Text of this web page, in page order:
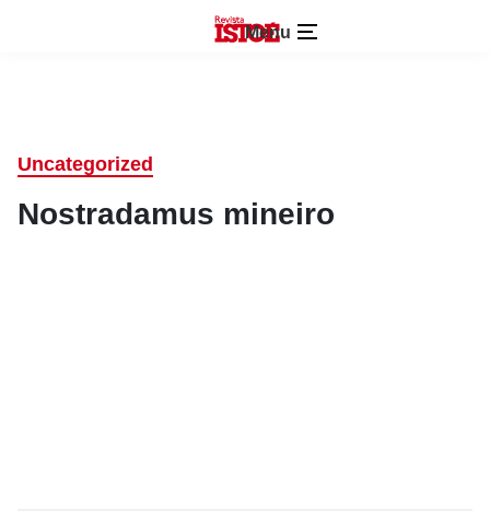
Menu
Uncategorized
Nostradamus mineiro